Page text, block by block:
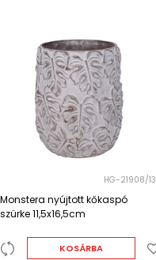
HG-21908/13
Monstera nyújtott kőkaspó
szürke 11,5x16,5cm
KOSÁRBA